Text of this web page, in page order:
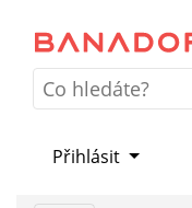
Přihlásit